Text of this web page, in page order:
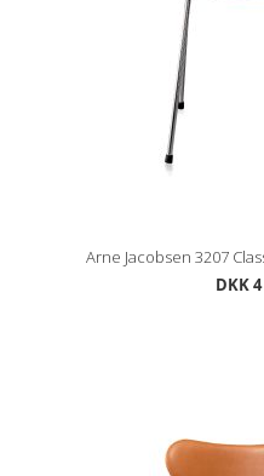
Arne Jacobsen 3207
DKK